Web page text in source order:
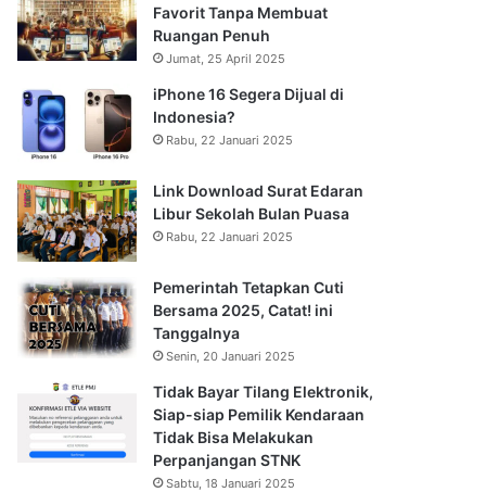
Favorit Tanpa Membuat
Ruangan Penuh
Jumat, 25 April 2025
iPhone 16 Segera Dijual di
Indonesia?
Rabu, 22 Januari 2025
Link Download Surat Edaran
Libur Sekolah Bulan Puasa
Rabu, 22 Januari 2025
Pemerintah Tetapkan Cuti
Bersama 2025, Catat! ini
Tanggalnya
Senin, 20 Januari 2025
Tidak Bayar Tilang Elektronik,
Siap-siap Pemilik Kendaraan
Tidak Bisa Melakukan
Perpanjangan STNK
Sabtu, 18 Januari 2025